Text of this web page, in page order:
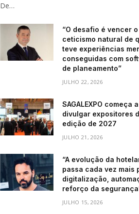
De…
“O desafio é vencer o
ceticismo natural de
teve experiências
conseguidas com
de planeamento”
JULHO 22, 2026
SAGALEXPO começa a
divulgar expositores
edição de 2027
JULHO 21, 2026
“A evolução da
passa cada vez mais
digitalização,
reforço da
JULHO 15, 2026